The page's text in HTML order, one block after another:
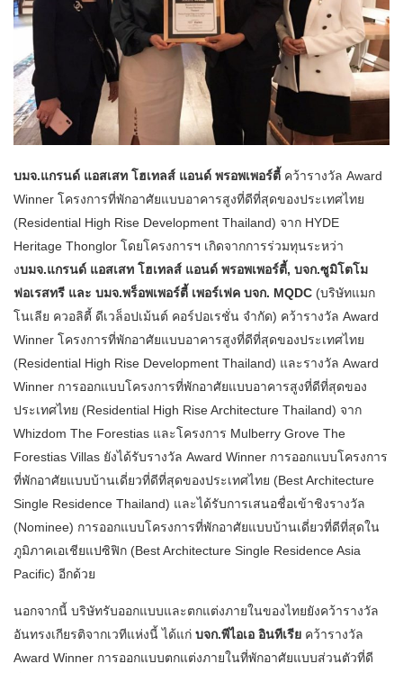
บมจ.แกรนด์ แอสเสท โฮเทลส์ แอนด์ พรอพเพอร์ตี้ คว้ารางวัล Award
Winner โครงการที่พักอาศัยแบบอาคารสูงที่ดีที่สุดของประเทศไทย
(Residential High Rise Development Thailand) จาก HYDE
Heritage Thonglor โดยโครงการฯ เกิดจากการร่วมทุนระหว่า
งบมจ.แกรนด์ แอสเสท โฮเทลส์ แอนด์ พรอพเพอร์ตี้, บจก.ซูมิโตโม
ฟอเรสทรี และ บมจ.พร็อพเพอร์ตี้ เพอร์เฟค บจก. MQDC (บริษัทแมก
โนเลีย ควอลิตี้ ดีเวล็อปเม้นต์ คอร์ปอเรชั่น จำกัด) คว้ารางวัล Award
Winner โครงการที่พักอาศัยแบบอาคารสูงที่ดีที่สุดของประเทศไทย
(Residential High Rise Development Thailand) และรางวัล Award
Winner การออกแบบโครงการที่พักอาศัยแบบอาคารสูงที่ดีที่สุดของ
ประเทศไทย (Residential High Rise Architecture Thailand) จาก
Whizdom The Forestias และโครงการ Mulberry Grove The
Forestias Villas ยังได้รับรางวัล Award Winner การออกแบบโครงการ
ที่พักอาศัยแบบบ้านเดี่ยวที่ดีที่สุดของประเทศไทย (Best Architecture
Single Residence Thailand) และได้รับการเสนอชื่อเข้าชิงรางวัล
(Nominee) การออกแบบโครงการที่พักอาศัยแบบบ้านเดี่ยวที่ดีที่สุดใน
ภูมิภาคเอเชียแปซิฟิก (Best Architecture Single Residence Asia
Pacific) อีกด้วย
นอกจากนี้ บริษัทรับออกแบบและตกแต่งภายในของไทยยังคว้ารางวัล
อันทรงเกียรติจากเวทีแห่งนี้ ได้แก่ บจก.พีไอเอ อินทีเรีย คว้ารางวัล
Award Winner การออกแบบตกแต่งภายในที่พักอาศัยแบบส่วนตัวที่ดี